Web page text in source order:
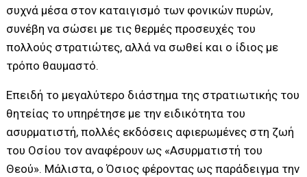
συχνά μέσα στον καταιγισμό των φονικών πυρών,
συνέβη να σώσει με τις θερμές προσευχές του
πολλούς στρατιώτες, αλλά να σωθεί και ο ίδιος με
τρόπο θαυμαστό.
Επειδή το μεγαλύτερο διάστημα της στρατιωτικής του
θητείας το υπηρέτησε με την ειδικότητα του
ασυρματιστή, πολλές εκδόσεις αφιερωμένες στη ζωή
του Οσίου τον αναφέρουν ως «Ασυρματιστή του
Θεού». Μάλιστα, ο Όσιος φέροντας ως παράδειγμα την